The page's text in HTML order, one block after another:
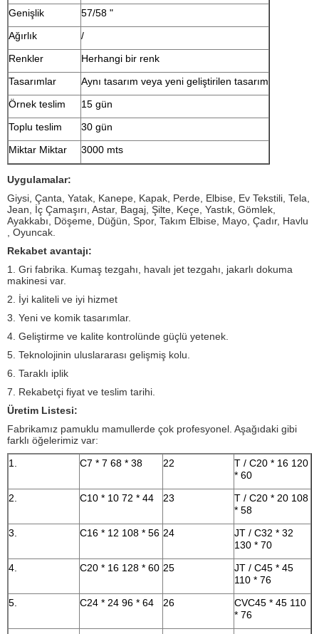
Genişlik
57/58 "
Ağırlık
/
Renkler
Herhangi bir renk
Tasarımlar
Aynı tasarım veya yeni geliştirilen tasarım
Örnek teslim
15 gün
Toplu teslim
30 gün
Miktar Miktar
3000 mts
Uygulamalar:
Giysi, Çanta, Yatak, Kanepe, Kapak, Perde, Elbise, Ev Tekstili, Tela,
Jean, İç Çamaşırı, Astar, Bagaj, Şilte, Keçe, Yastık, Gömlek,
Ayakkabı, Döşeme, Düğün, Spor, Takım Elbise, Mayo, Çadır, Havlu
, Oyuncak.
Rekabet avantajı:
1. Gri fabrika. Kumaş tezgahı, havalı jet tezgahı, jakarlı dokuma
makinesi var.
2. İyi kaliteli ve iyi hizmet
3. Yeni ve komik tasarımlar.
4. Geliştirme ve kalite kontrolünde güçlü yetenek.
5. Teknolojinin uluslararası gelişmiş kolu.
6. Taraklı iplik
7. Rekabetçi fiyat ve teslim tarihi.
Üretim Listesi:
Fabrikamız pamuklu mamullerde çok profesyonel. Aşağıdaki gibi
farklı öğelerimiz var:
1.
C7 * 7 68 * 38 22
T / C20 * 16 120
* 60
2.
C10 * 10 72 * 44 23
T / C20 * 20 108
* 58
3.
C16 * 12 108 * 56 24
JT / C32 * 32
130 * 70
4.
C20 * 16 128 * 60 25
JT / C45 * 45
110 * 76
5.
C24 * 24 96 * 64 26
CVC45 * 45 110
* 76